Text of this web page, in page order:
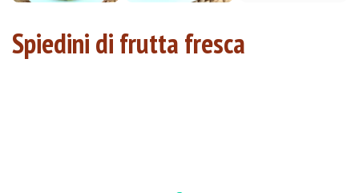
Spiedini di frutta fresca